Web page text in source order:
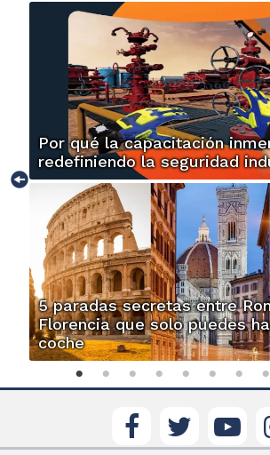
Por qué la capacitación
redefiniendo la seguridad
5 paradas secretas entre
Florencia que solo puedes
coche